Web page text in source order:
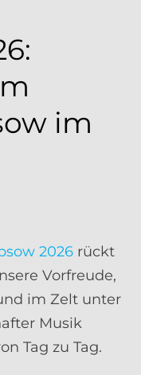
im
2026 rückt
Vorfreude,
im Zelt unter
Musik
Tag zu Tag.